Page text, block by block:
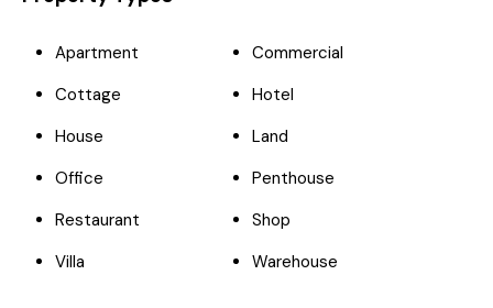
Apartment
Commercial
Cottage
Hotel
House
Land
Office
Penthouse
Restaurant
Shop
Villa
Warehouse